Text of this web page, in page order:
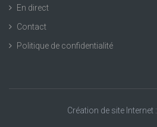
En direct
Contact
Politique de confidentialité
Création de site Internet :